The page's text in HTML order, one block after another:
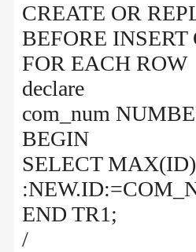
CREATE OR
BEFORE INSERT
FOR EACH ROW
declare
com_num
BEGIN
SELECT
END TR1;
/